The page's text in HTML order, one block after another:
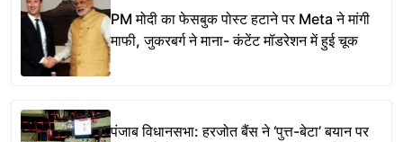
PM मोदी का फेसबुक पोस्ट हटाने पर Meta ने मांगी
माफी, जुकरबर्ग ने माना- कंटेंट मॉडरेशन में हुई चूक
पंजाब विधानसभा: हरजोत बैंस ने ‘पुत्त-बेटा’ बयान पर